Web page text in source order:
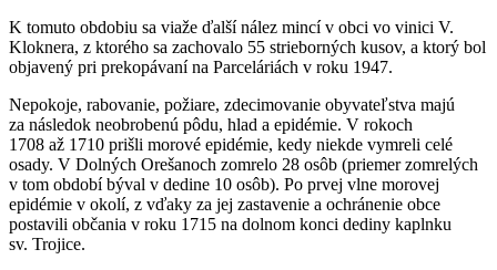
K tomuto obdobiu sa viaže ďalší nález mincí v obci vo vinici V.
Kloknera, z ktorého sa zachovalo 55 strieborných kusov, a ktorý bol
objavený pri prekopávaní na Parceláriách v roku 1947.
Nepokoje, rabovanie, požiare, zdecimovanie obyvateľstva majú
za následok neobrobenú pôdu, hlad a epidémie. V rokoch
1708 až 1710 prišli morové epidémie, kedy niekde vymreli celé
osady. V Dolných Orešanoch zomrelo 28 osôb (priemer zomrelých
v tom období býval v dedine 10 osôb). Po prvej vlne morovej
epidémie v okolí, z vďaky za jej zastavenie a ochránenie obce
postavili občania v roku 1715 na dolnom konci dediny kaplnku
sv. Trojice.